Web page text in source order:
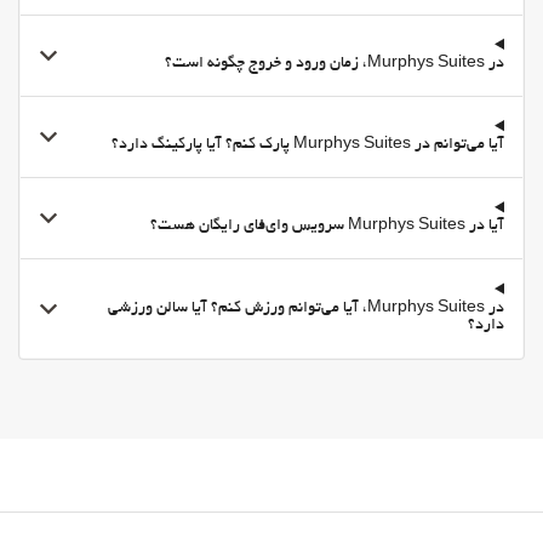
Accessible Parking
مناطق متداول
تلویزیون
اتاق جلسه
وای-فای
وای‌فای در تمامی بخش‌ها در دسترس است
وای‌فای رایگان
استخر
در Murphys Suites، زمان ورود و خروج چگونه است؟
آیا می‌توانم در Murphys Suites پارک کنم؟ آیا پارکینگ دارد؟
آیا در Murphys Suites سرویس وای‌فای رایگان هست؟
در Murphys Suites، آیا می‌توانم ورزش کنم؟ آیا سالن ورزشی
دارد؟